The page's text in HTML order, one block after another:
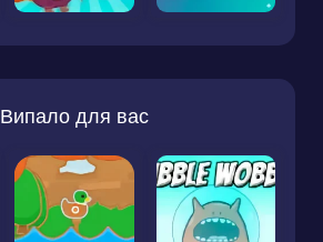
Випало для вас